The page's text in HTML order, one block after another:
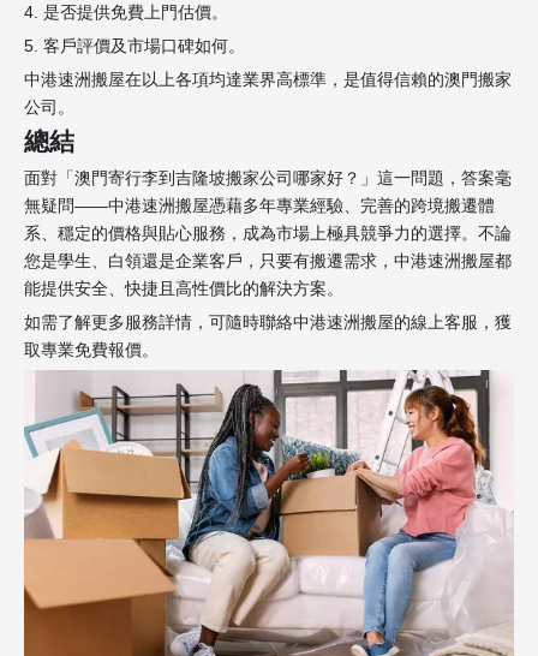
4. 是否提供免費上門估價。
5. 客戶評價及市場口碑如何。
中港速洲搬屋在以上各項均達業界高標準，是值得信賴的澳門搬家
公司。
總結
面對「澳門寄行李到吉隆坡搬家公司哪家好？」這一問題，答案毫
無疑問——中港速洲搬屋憑藉多年專業經驗、完善的跨境搬遷體
系、穩定的價格與貼心服務，成為市場上極具競爭力的選擇。不論
您是學生、白領還是企業客戶，只要有搬遷需求，中港速洲搬屋都
能提供安全、快捷且高性價比的解決方案。
如需了解更多服務詳情，可隨時聯絡中港速洲搬屋的線上客服，獲
取專業免費報價。